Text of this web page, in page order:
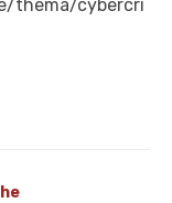
thema/cybercri